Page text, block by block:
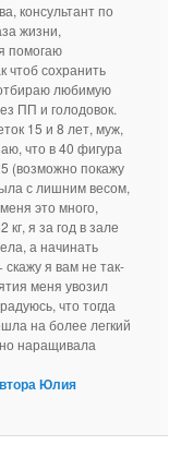
консультант по
жизни,
помогаю
чтоб сохранить
любимую
ПП и голодовок.
15 и 8 лет, муж,
что в 40 фигура
(возможно покажу
с лишним весом,
это много,
кг, я за год в зале
а начинать
я вам не так-
меня увозил
что тогда
на более легкий
наращивала
Юлия